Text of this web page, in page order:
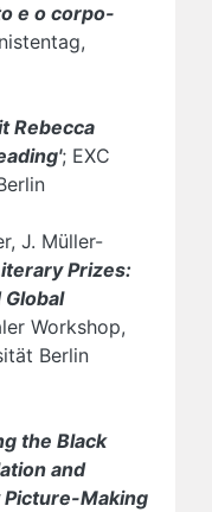
e o corpo-
Rebecca
; EXC
J. Müller-
Prizes:
Global
Workshop,
Berlin
the Black
and
Making